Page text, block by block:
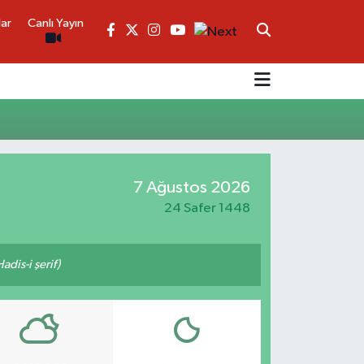
Canlı Yayın
7 Ağustos 2026
24 Safer 1448
i şerif)